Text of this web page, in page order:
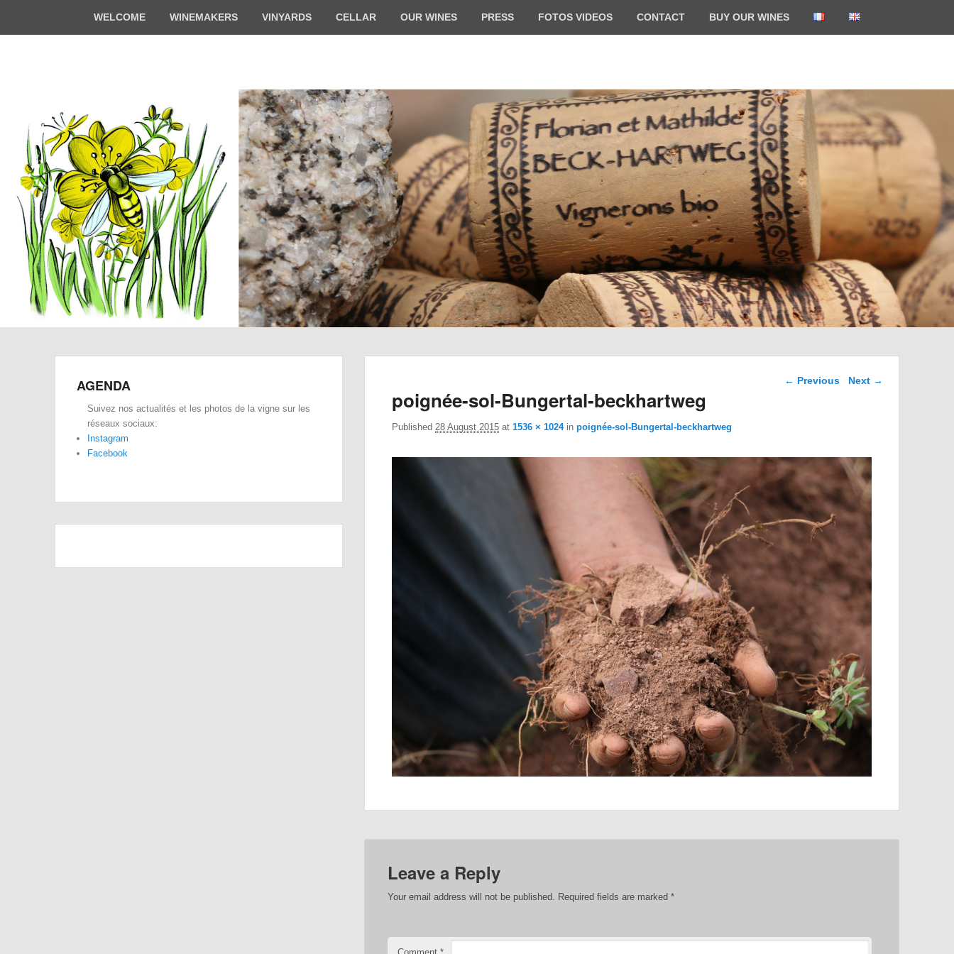
WELCOME WINEMAKERS VINYARDS CELLAR OUR WINES PRESS FOTOS VIDEOS CONTACT BUY OUR WINES
Organic winemakers in Alsace
Image navigation
← Previous Next →
poignée-sol-Bungertal-beckhartweg
Published 28 August 2015 at 1536 × 1024in poignée-sol-Bungertal-beckhartweg
Leave a Reply
Your email address will not be published. Required fields are marked *
AGENDA
Suivez nos actualités et les photos de la vigne sur les
réseaux sociaux:
Instagram
Facebook